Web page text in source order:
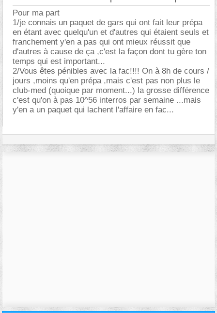
Pour ma part
1/je connais un paquet de gars qui ont fait leur prépa
en étant avec quelqu'un et d'autres qui étaient seuls et
franchement y'en a pas qui ont mieux réussit que
d'autres à cause de ça ,c'est la façon dont tu gère ton
temps qui est important...
2/Vous êtes pénibles avec la fac!!!! On à 8h de cours /
jours ,moins qu'en prépa ,mais c'est pas non plus le
club-med (quoique par moment...) la grosse différence
c'est qu'on à pas 10^56 interros par semaine ...mais
y'en a un paquet qui lachent l'affaire en fac...